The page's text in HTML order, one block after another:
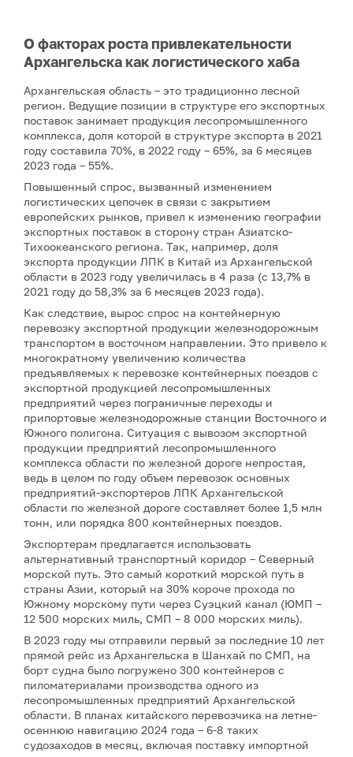
О факторах роста привлекательности
Архангельска как логистического хаба
Архангельская область – это традиционно лесной
регион. Ведущие позиции в структуре его экспортных
поставок занимает продукция лесопромышленного
комплекса, доля которой в структуре экспорта в 2021
году составила 70%, в 2022 году – 65%, за 6 месяцев
2023 года – 55%.
Повышенный спрос, вызванный изменением
логистических цепочек в связи с закрытием
европейских рынков, привел к изменению географии
экспортных поставок в сторону стран Азиатско-
Тихоокеанского региона. Так, например, доля
экспорта продукции ЛПК в Китай из Архангельской
области в 2023 году увеличилась в 4 раза (с 13,7% в
2021 году до 58,3% за 6 месяцев 2023 года).
Как следствие, вырос спрос на контейнерную
перевозку экспортной продукции железнодорожным
транспортом в восточном направлении. Это привело к
многократному увеличению количества
предъявляемых к перевозке контейнерных поездов с
экспортной продукцией лесопромышленных
предприятий через пограничные переходы и
припортовые железнодорожные станции Восточного и
Южного полигона. Ситуация с вывозом экспортной
продукции предприятий лесопромышленного
комплекса области по железной дороге непростая,
ведь в целом по году объем перевозок основных
предприятий-экспортеров ЛПК Архангельской
области по железной дороге составляет более 1,5 млн
тонн, или порядка 800 контейнерных поездов.
Экспортерам предлагается использовать
альтернативный транспортный коридор – Северный
морской путь. Это самый короткий морской путь в
страны Азии, который на 30% короче прохода по
Южному морскому пути через Суэцкий канал (ЮМП –
12 500 морских миль, СМП – 8 000 морских миль).
В 2023 году мы отправили первый за последние 10 лет
прямой рейс из Архангельска в Шанхай по СМП, на
борт судна было погружено 300 контейнеров с
пиломатериалами производства одного из
лесопромышленных предприятий Архангельской
области. В планах китайского перевозчика на летне-
осеннюю навигацию 2024 года – 6-8 таких
судозаходов в месяц, включая поставку импортной